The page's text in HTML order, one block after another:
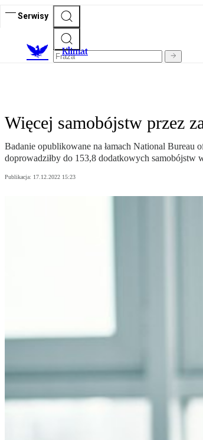
Serwisy
Klimat
Więcej samobójstw przez
Badanie opublikowane na łamach National Bureau
doprowadziłby do 153,8 dodatkowych samobójstw
Publikacja: 17.12.2022 15:23